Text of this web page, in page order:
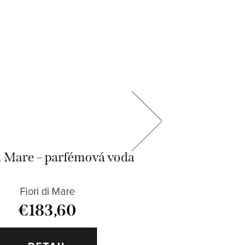
– parfémová voda
Fiori di Mare
€183,60